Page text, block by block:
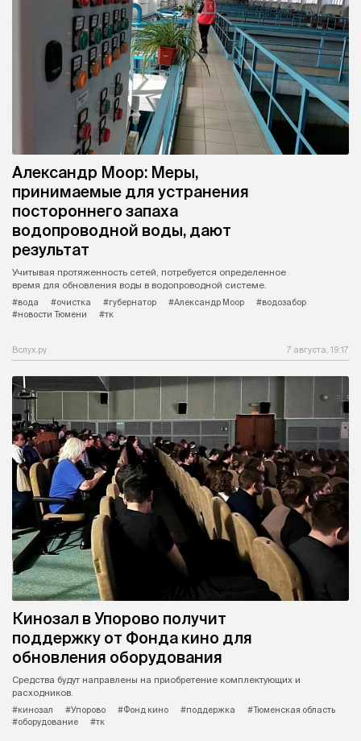
Александр Моор: Меры,
принимаемые для устранения
постороннего запаха
водопроводной воды, дают
результат
Учитывая протяженность сетей, потребуется определенное
время для обновления воды в водопроводной системе.
#вода
#очистка #губернатор #Александр Моор
#водозабор
#новости Тюмени
#тк
Вслух.ру 7 августа, 19:17
Кинозал в Упорово получит
поддержку от Фонда кино для
обновления оборудования
Средства будут направлены на приобретение комплектующих и
расходников.
#кинозал
#Упорово #Фонд кино #поддержка
#Тюменская область
#оборудование
#тк